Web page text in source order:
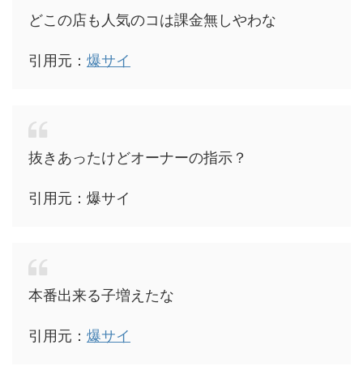
どこの店も人気のコは課金無しやわな
引用元： 爆サイ
抜きあったけどオーナーの指示？
引用元：爆サイ
本番出来る子増えたな
引用元： 爆サイ